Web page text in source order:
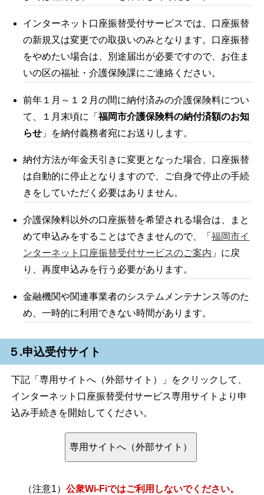
インターネット口座振替受付サービスでは、口座振替
の新規又は変更での取扱いのみとなります。口座振替
をやめたい場合は、別途届出が必要ですので、お住ま
いの区の福祉・介護保険課にご連絡ください。
前年１月～１２月の間に納付済みの介護保険料につい
て、１月末頃に「福岡市介護保険料の納付済額のお知
らせ 」を納付義務者宛にお送りします。
納付方法が年金天引きに変更となった場合、口座振替
は自動的に停止となりますので、ご自身で停止の手続
きをしていただく必要はありません。
介護保険料以外の口座振替を希望される場合は、まと
めて申込みをすることはできませんので、「福岡市イ
ンターネット口座振替受付サービスのご案内 」に戻
り、再度申込みを行う必要があります。
金融機関や関連事業者のシステムメンテナンス等のた
め、一時的に利用できない時間があります。
５.申込受付サイト
下記「専用サイトへ（外部サイト）」をクリックして、
インターネット口座振替受付サービス専用サイトより申
込み手続きを開始してください。
（注意1）公衆Wi-Fiではご利用しないでください。